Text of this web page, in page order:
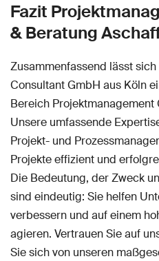
Fazit
& Beratung
Zusammenfassend lässt
Consultant GmbH aus Köln
Bereich
Unsere umfassende
Projekt- und
Projekte effizient und
Die Bedeutung, der Zweck
sind eindeutig: Sie helfen
verbessern und auf einem
agieren. Vertrauen Sie auf
Sie sich von unseren